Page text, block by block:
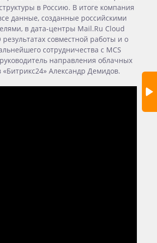
в Россию. В итоге компания
данные, созданные российскими
в дата-центры Mail.Ru Cloud
совместной работы и о
сотрудничества с MCS
направления облачных
«Битрикс24» Александр Демидов.